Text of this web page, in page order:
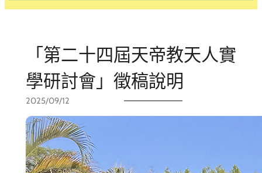
「第二十四屆天帝教天人實
學研討會」徵稿說明
2025/09/12